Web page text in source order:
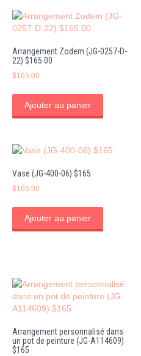
Arrangement Zodem (JG-0257-D-
22) $165.00
$165.00
Ajouter au panier
Vase (JG-400-06) $165
$165.00
Ajouter au panier
Arrangement personnalisé dans
un pot de peinture (JG-A114609)
$165